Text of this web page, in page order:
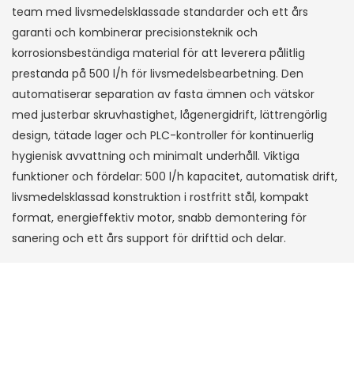
team med livsmedelsklassade standarder och ett års
garanti och kombinerar precisionsteknik och
korrosionsbeständiga material för att leverera pålitlig
prestanda på 500 l/h för livsmedelsbearbetning. Den
automatiserar separation av fasta ämnen och vätskor
med justerbar skruvhastighet, lågenergidrift, lättrengörlig
design, tätade lager och PLC-kontroller för kontinuerlig
hygienisk avvattning och minimalt underhåll. Viktiga
funktioner och fördelar: 500 l/h kapacitet, automatisk drift,
livsmedelsklassad konstruktion i rostfritt stål, kompakt
format, energieffektiv motor, snabb demontering för
sanering och ett års support för drifttid och delar.